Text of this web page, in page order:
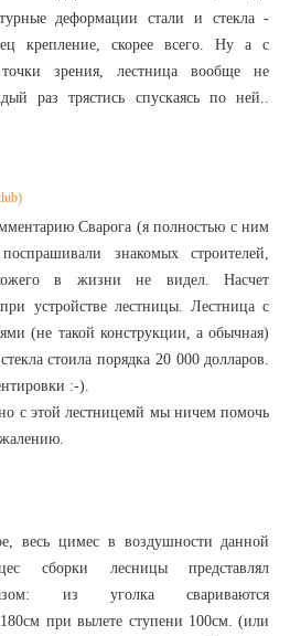
деформации стали и стекла -
крепление, скорее всего. Ну а с
зрения, лестница вообще не
раз трястись спускаясь по ней..
Сварога (я полностью с ним
знакомых строителей,
в жизни не видел. Насчет
устройстве лестницы. Лестница с
(не такой конструкции, а обычная)
стоила порядка 20 000 долларов.
:-).
с этой лестницемй мы ничем помочь
весь цимес в воздушности данной
сборки лесницы представлял
из уголка свариваются
при вылете ступени 100см. (или